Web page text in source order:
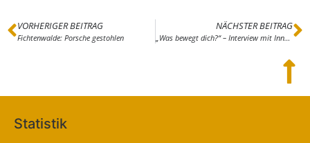
VORHERIGER BEITRAG
Fichtenwalde: Porsche gestohlen
NÄCHSTER BEITRAG
„Was bewegt dich?“ – Interview mit Inna Savenko aus Kiew, zur Zeit in Damelang
Statistik